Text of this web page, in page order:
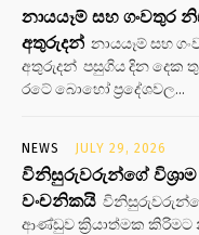
නායයෑම් සහ ගංවතුර
අතුරුදන් නායයෑම් සහ
අතුරුදන් පසුගිය දින දෙක
රටේ බොහෝ ප්‍රදේශවල...
NEWS JULY 29, 2026
විනිසුරුවරුන්ගේ විශ්‍රාම
වංචනිකයි
ආණ්ඩුව ක්‍රියාත්මක කිරිමට